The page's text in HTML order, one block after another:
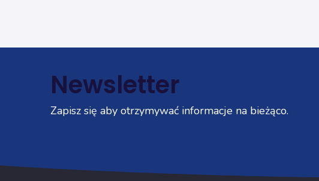
Newsletter
Zapisz się aby otrzymywać informacje na bieżąco.